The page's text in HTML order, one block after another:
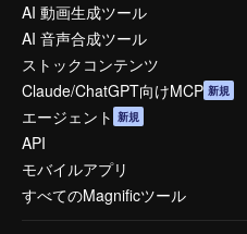
AI 動画生成ツール
AI 音声合成ツール
ストックコンテンツ
Claude/ChatGPT向けMCP 新規
エージェント 新規
API
モバイルアプリ
すべてのMagnificツール